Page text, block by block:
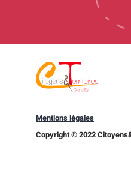
Mentions légales
Copyright © 2022